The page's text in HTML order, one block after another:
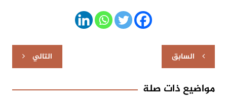
تصفّح
المقالات
السابق التالي
مواضيع ذات صلة